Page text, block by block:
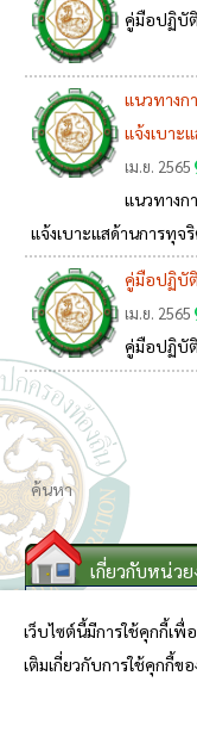
คู่มือปฏิบั
แนวทางก
แจ้งเบาะ
เม.ย. 2565
แนวทางก
แจ้งเบาะแสด้านการทุ
คู่มือปฏิบัติ
เม.ย. 2565
คู่มือปฏิบัติ
เกี่ยวกับหน่ว
สภาพทั่วไปและข้อมู
ประวัติความเป็นมา
เว็บไซต์นี้มีการใช้คุกกี้เ
เติมเกี่ยวกับการใช้คุกกี้ข